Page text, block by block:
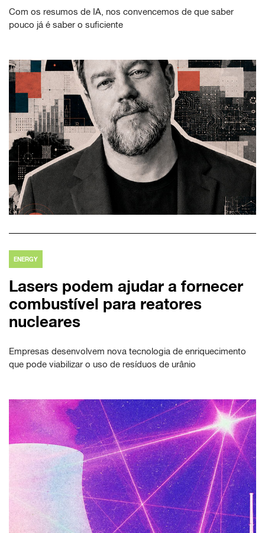
Com os resumos de IA, nos convencemos de que saber
pouco já é saber o suficiente
ENERGY
Lasers podem ajudar a fornecer
combustível para reatores
nucleares
Empresas desenvolvem nova tecnologia de enriquecimento
que pode viabilizar o uso de resíduos de urânio